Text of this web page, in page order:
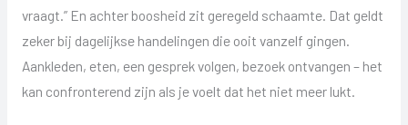
vraagt.” En achter boosheid zit geregeld schaamte. Dat geldt
zeker bij dagelijkse handelingen die ooit vanzelf gingen.
Aankleden, eten, een gesprek volgen, bezoek ontvangen – het
kan confronterend zijn als je voelt dat het niet meer lukt.